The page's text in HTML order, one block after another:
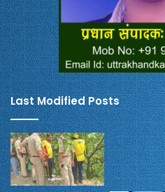
Last Modified Posts